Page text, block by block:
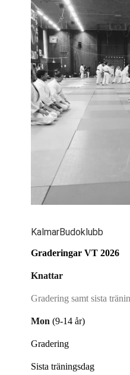
KalmarBudoklubb
Graderingar VT 2026
Knattar
Gradering samt sista
Mon (9-14 år)
Gradering
Sista träningsdag